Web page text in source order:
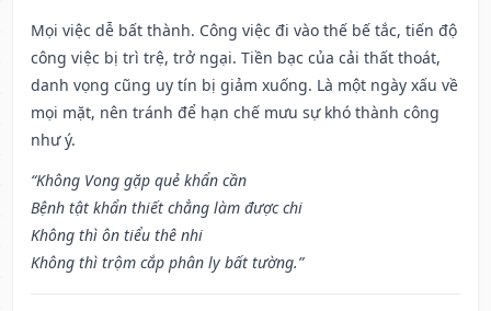
Mọi việc dễ bất thành. Công việc đi vào thế bế tắc, tiến độ
công việc bị trì trệ, trở ngại. Tiền bạc của cải thất thoát,
danh vọng cũng uy tín bị giảm xuống. Là một ngày xấu về
mọi mặt, nên tránh để hạn chế mưu sự khó thành công
như ý.
“Không Vong gặp quẻ khẩn cần
Bệnh tật khẩn thiết chẳng làm được chi
Không thì ôn tiểu thê nhi
Không thì trộm cắp phân ly bất tường.”